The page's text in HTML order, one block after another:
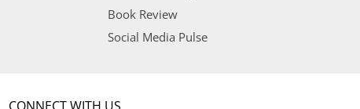
Book Review
Social Media Pulse